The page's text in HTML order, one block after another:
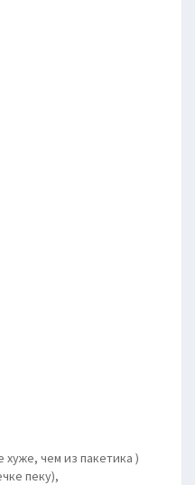
чем из пакетика )
пеку),